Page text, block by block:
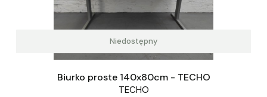
Niedostępny
Biurko proste 140x80cm - TECHO
TECHO